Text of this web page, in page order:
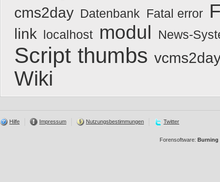
cms2day Datenbank Fatal error
link localhost modul News-
Script thumbs
Wiki
Hilfe Impressum Nutzungsbestimmungen Twitter
Forensoftware: Burning